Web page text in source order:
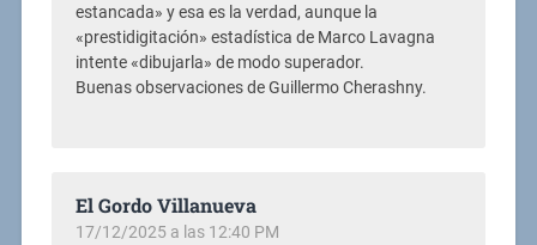
estancada» y esa es la verdad, aunque la
«prestidigitación» estadística de Marco Lavagna
intente «dibujarla» de modo superador.
Buenas observaciones de Guillermo Cherashny.
El Gordo Villanueva
17/12/2025 a las 12:40 PM